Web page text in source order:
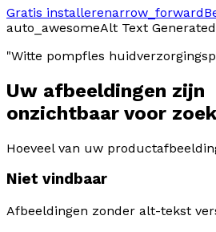
Gratis installerenarrow_forward
auto_awesomeAlt Text Generated
"Witte pompfles
Uw afbeeldingen zijn
onzichtbaar voor
Hoeveel van uw
Niet vindbaar
Afbeeldingen zonder alt-tekst